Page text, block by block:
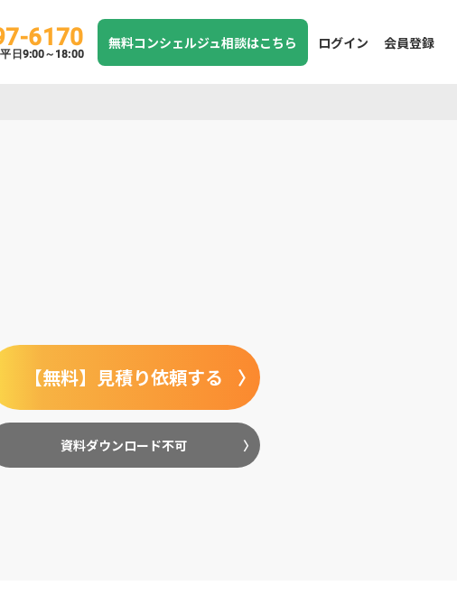
6170
日9:00～18:00
無料コンシェルジュ相談はこちら ログイン 会員登録
【無料】見積り依頼する
資料ダウンロード不可